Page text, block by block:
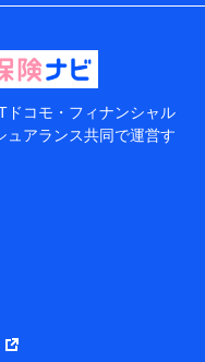
どの情報などが含ま
ータを取得する方法
ルグループ
ィナンシャルグルー
けるユーザー登録受
ィナンシャルグルー
提供するため、また
ドコモ・フィナンシャル
ュアランス共同で運営す